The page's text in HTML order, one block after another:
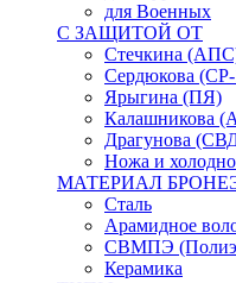
для Военных
С ЗАЩИТОЙ ОТ
Стечкина
Сердюкова
Ярыгина (ПЯ)
Калашникова
Драгунова
Ножа и
МАТЕРИАЛ
Сталь
Арамидное
СВМПЭ
Керамика